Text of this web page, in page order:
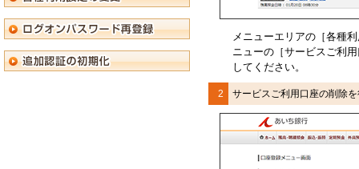
メニューエリアの［各種
ニューの［サービスご利
してください。
2 サービスご利用口座の削除